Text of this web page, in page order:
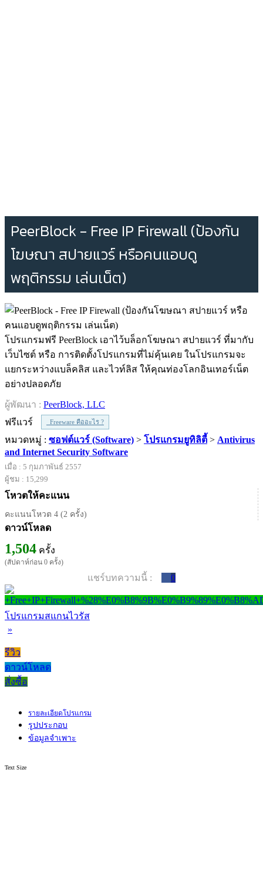
PeerBlock - Free IP Firewall (ป้องกัน
โฆษณา สปายแวร์ หรือคนแอบดู
พฤติกรรม เล่นเน็ต)
โปรแกรมฟรี PeerBlock เอาไว้บล็อกโฆษณา สปายแวร์ ที่มากับ
เว็บไซต์ หรือ การติดตั้งโปรแกรมที่ไม่คุ้นเคย ในโปรแกรมจะ
แยกระหว่างแบล็คลิส และไวท์ลิส ให้คุณท่องโลกอินเทอร์เน็ต
อย่างปลอดภัย
ผู้พัฒนา : PeerBlock, LLC
ฟรีแวร์
Freeware คืออะไร ?
หมวดหมู่ : ซอฟต์แวร์ (Software) > โปรแกรมยูทิลิตี้ > Antivirus
and Internet Security Software
เมื่อ : 5 กุมภาพันธ์ 2557
ผู้ชม : 15,299
โหวตให้คะแนน
คะแนนโหวต 4 (2 ครั้ง)
ดาวน์โหลด
1,504 ครั้ง
(สัปดาห์ก่อน 0 ครั้ง)
แชร์บทความนี้ : 0
โปรแกรมสแกนไวรัส
»
รีวิว
ดาวน์โหลด
สั่งซื้อ
รายละเอียดโปรแกรม
รูปประกอบ
ข้อมูลจำเพาะ
Text Size